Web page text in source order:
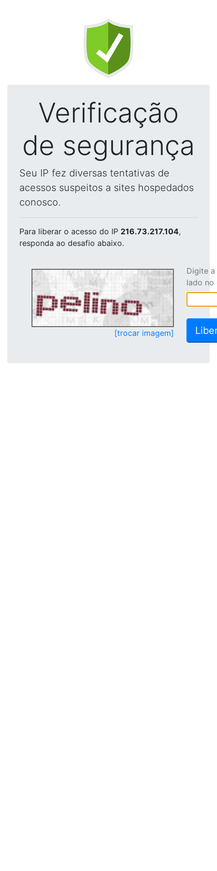
Verificação
de segurança
Seu IP fez diversas tentativas de
acessos suspeitos a sites hospedados
conosco.
Para liberar o acesso do IP 216.73.217.104,
responda ao desafio abaixo.
[trocar imagem]
Digite
lado no